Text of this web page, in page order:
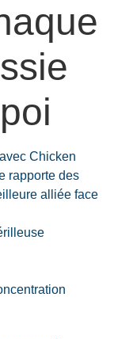
Chicken
rapporte des
alliée face